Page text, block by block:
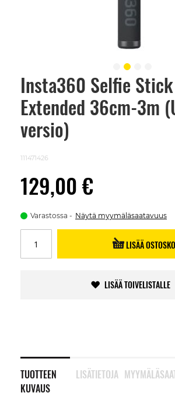
Insta360 Selfie Stick
Extended 36cm-3m
versio)
111471426
129,00 €
Varastossa Näytä myymäläsaatavuus
LISÄÄ
LISÄÄ TOIVELISTALLE
TUOTTEEN
KUVAUS
LISÄTIETOJA
Skip
beginning
images